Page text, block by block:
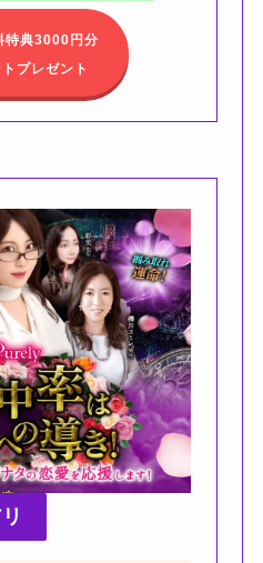
特典3000円分
プレゼント